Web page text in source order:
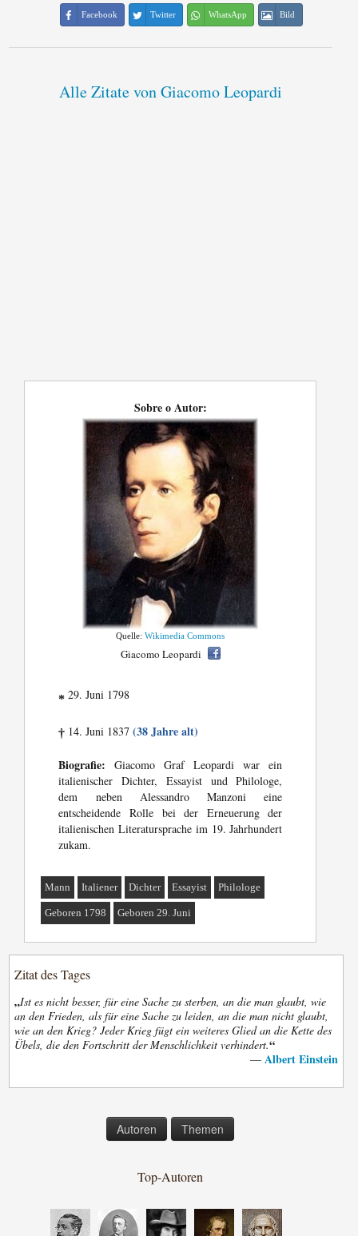
Facebook Twitter WhatsApp Bild
Alle Zitate von Giacomo Leopardi
Sobre o Autor:
Quelle:Wikimedia Commons
Giacomo Leopardi
* 29. Juni 1798
† 14. Juni 1837(38 Jahre alt)
Biografie: Giacomo Graf Leopardi war ein
italienischer Dichter, Essayist und Philologe,
dem neben Alessandro Manzoni eine
entscheidende Rolle bei der Erneuerung der
italienischen Literatursprache im 19. Jahrhundert
zukam.
Mann Italiener Dichter Essayist Philologe
Geboren 1798 Geboren 29. Juni
Zitat des Tages
„Ist es nicht besser, für eine Sache zu sterben, an die man glaubt, wie
an den Frieden, als für eine Sache zu leiden, an die man nicht glaubt,
wie an den Krieg? Jeder Krieg fügt ein weiteres Glied an die Kette des
Übels, die den Fortschritt der Menschlichkeit verhindert.“
— Albert Einstein
Autoren Themen
Top-Autoren